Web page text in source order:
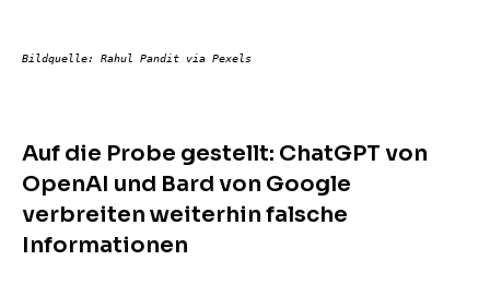
Bildquelle: Rahul Pandit via Pexels
Auf die Probe gestellt: ChatGPT von
OpenAI und Bard von Google
verbreiten weiterhin falsche
Informationen